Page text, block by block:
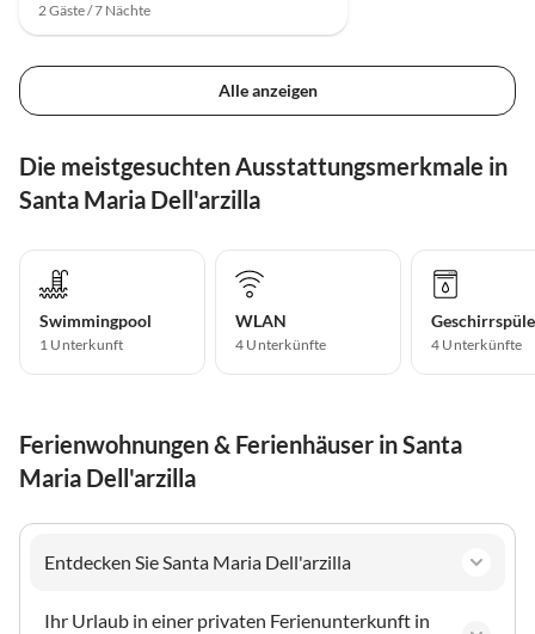
2 Gäste / 7 Nächte
Alle anzeigen
Die meistgesuchten Ausstattungsmerkmale in
Santa Maria Dell'arzilla
Swimmingpool
1 Unterkunft
WLAN
4 Unterkünfte 4 Unterkünfte
Ferienwohnungen & Ferienhäuser in Santa
Maria Dell'arzilla
Entdecken Sie Santa Maria Dell'arzilla
Ihr Urlaub in einer privaten Ferienunterkunft in